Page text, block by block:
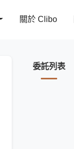
關於 Clibo
委託列表